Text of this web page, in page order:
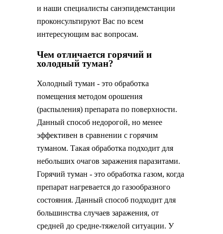
и наши специалисты санэпидемстанции
проконсультируют Вас по всем
интересующим вас вопросам.
Чем отличается горячий и
холодный туман?
Холодный туман - это обработка
помещения методом орошения
(распыления) препарата по поверхности.
Данный способ недорогой, но менее
эффективен в сравнении с горячим
туманом. Такая обработка подходит для
небольших очагов заражения паразитами.
Горячий туман - это обработка газом, когда
препарат нагревается до газообразного
состояния. Данный способ подходит для
большинства случаев заражения, от
средней до средне-тяжелой ситуации. У